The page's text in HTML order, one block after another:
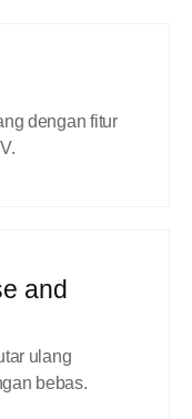
dengan fitur
and
ulang
bebas.